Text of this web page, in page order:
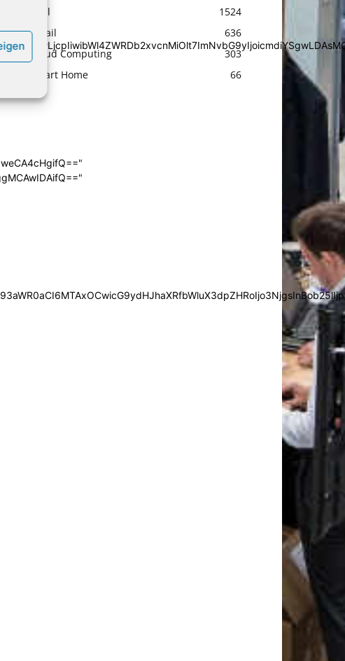
Etail
1524
Retail
636
Cloud Computing
303
Smart Home
66